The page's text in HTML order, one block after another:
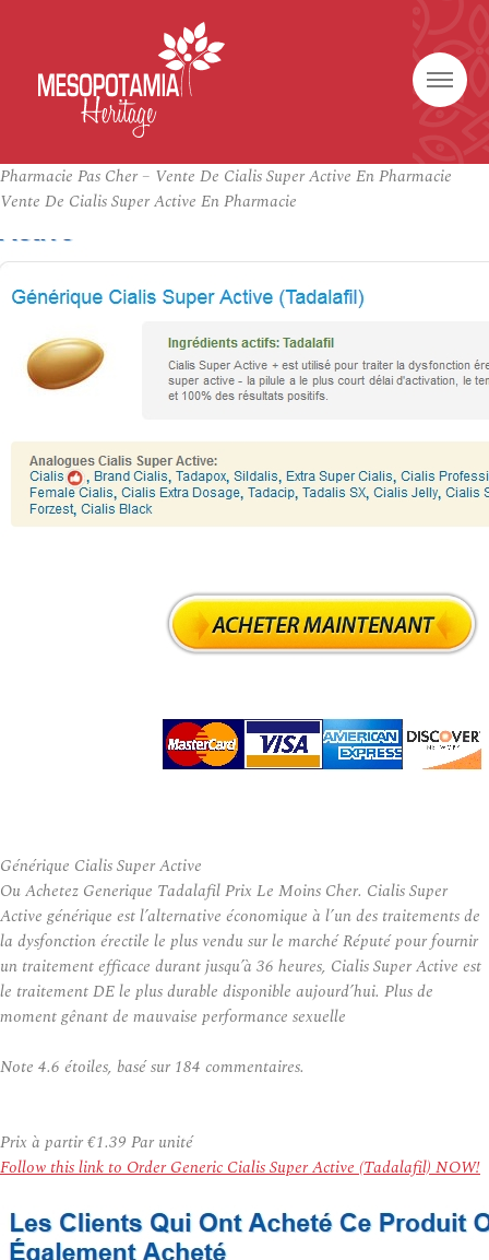
Pharmacie Pas Cher – Vente De Cialis Super Active En Pharmacie
Vente De Cialis Super Active En Pharmacie
Générique Cialis Super Active
Ou Achetez Generique Tadalafil Prix Le Moins Cher. Cialis Super
Active générique est l’alternative économique à l’un des traitements de
la dysfonction érectile le plus vendu sur le marché Réputé pour fournir
un traitement efficace durant jusqu’à 36 heures, Cialis Super Active est
le traitement DE le plus durable disponible aujourd’hui. Plus de
moment gênant de mauvaise performance sexuelle
Note 4.6 étoiles, basé sur 184 commentaires.
Prix à partir€1.39 Par unité
Follow this link to Order Generic Cialis Super Active (Tadalafil) NOW!